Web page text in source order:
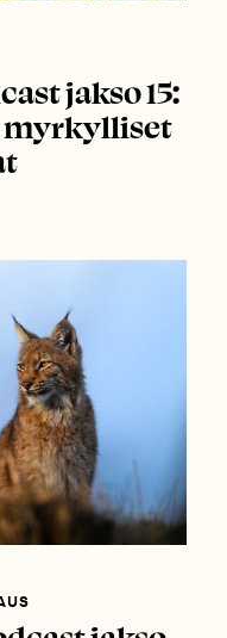
jakso 15:
myrkylliset